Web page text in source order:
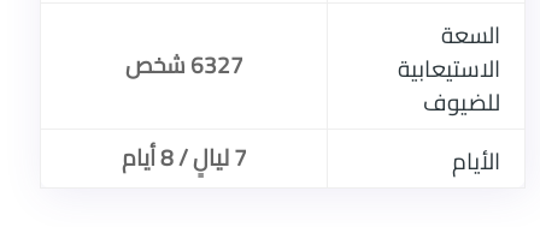
السعة
الاستيعابية
للضيوف
6327 شخص
الأيام 7 ليالٍ / 8 أيام